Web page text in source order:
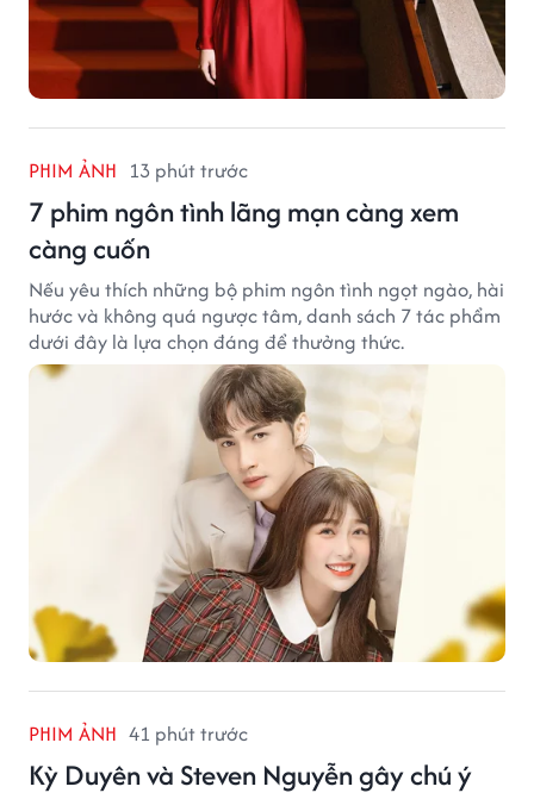
PHIM ẢNH 13 phút trước
7 phim ngôn tình lãng mạn càng xem
càng cuốn
Nếu yêu thích những bộ phim ngôn tình ngọt ngào, hài
hước và không quá ngược tâm, danh sách 7 tác phẩm
dưới đây là lựa chọn đáng để thưởng thức.
PHIM ẢNH 41 phút trước
Kỳ Duyên và Steven Nguyễn gây chú ý